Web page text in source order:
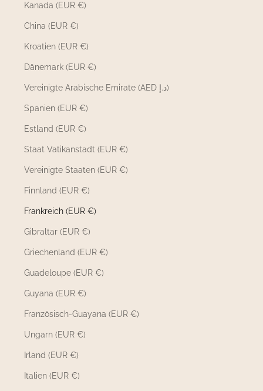
Kanada (EUR €)
China (EUR €)
Kroatien (EUR €)
Dänemark (EUR €)
Vereinigte Arabische Emirate (AED د.إ)
Spanien (EUR €)
Estland (EUR €)
Staat Vatikanstadt (EUR €)
Vereinigte Staaten (EUR €)
Finnland (EUR €)
Frankreich (EUR €)
Gibraltar (EUR €)
Griechenland (EUR €)
Guadeloupe (EUR €)
Guyana (EUR €)
Französisch-Guayana (EUR €)
Ungarn (EUR €)
Irland (EUR €)
Italien (EUR €)